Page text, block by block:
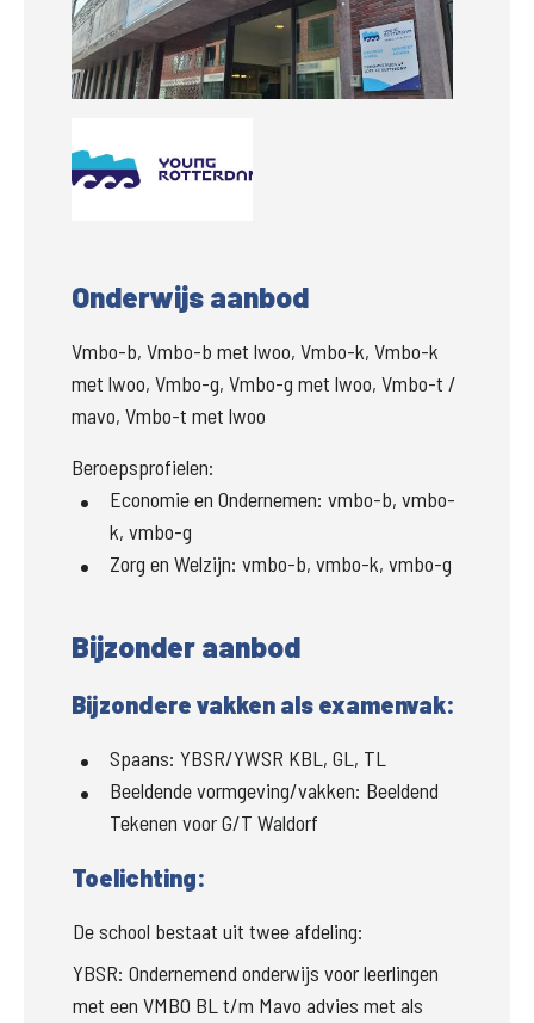
Onderwijs aanbod
Vmbo-b, Vmbo-b met lwoo, Vmbo-k, Vmbo-k
met lwoo, Vmbo-g, Vmbo-g met lwoo, Vmbo-t /
mavo, Vmbo-t met lwoo
Beroepsprofielen:
Economie en Ondernemen: vmbo-b, vmbo-
k, vmbo-g
Zorg en Welzijn: vmbo-b, vmbo-k, vmbo-g
Bijzonder aanbod
Bijzondere vakken als examenvak:
Spaans: YBSR/YWSR KBL, GL, TL
Beeldende vormgeving/vakken: Beeldend
Tekenen voor G/T Waldorf
Toelichting:
De school bestaat uit twee afdeling:
met een VMBO BL t/m Mavo advies met als